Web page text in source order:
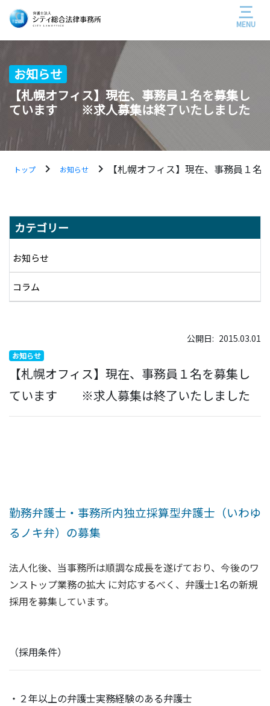
MENU
お知らせ
【札幌オフィス】現在、事務員１名を募集し
ています ※求人募集は終了いたしました
トップ chevron_right お知らせ chevron_right 【札幌オフィス】現在、事務員
カテゴリー
お知らせ
コラム
公開日: 2015.03.01
お知らせ
【札幌オフィス】現在、事務員１名を募集し
ています ※求人募集は終了いたしました
勤務弁護士・事務所内独立採算型弁護士（いわゆ
るノキ弁）の募集
法人化後、当事務所は順調な成長を遂げており、今後のワ
ンストップ業務の拡大 に対応するべく、弁護士1名の新規
採用を募集しています。
（採用条件）
・２年以上の弁護士実務経験のある弁護士